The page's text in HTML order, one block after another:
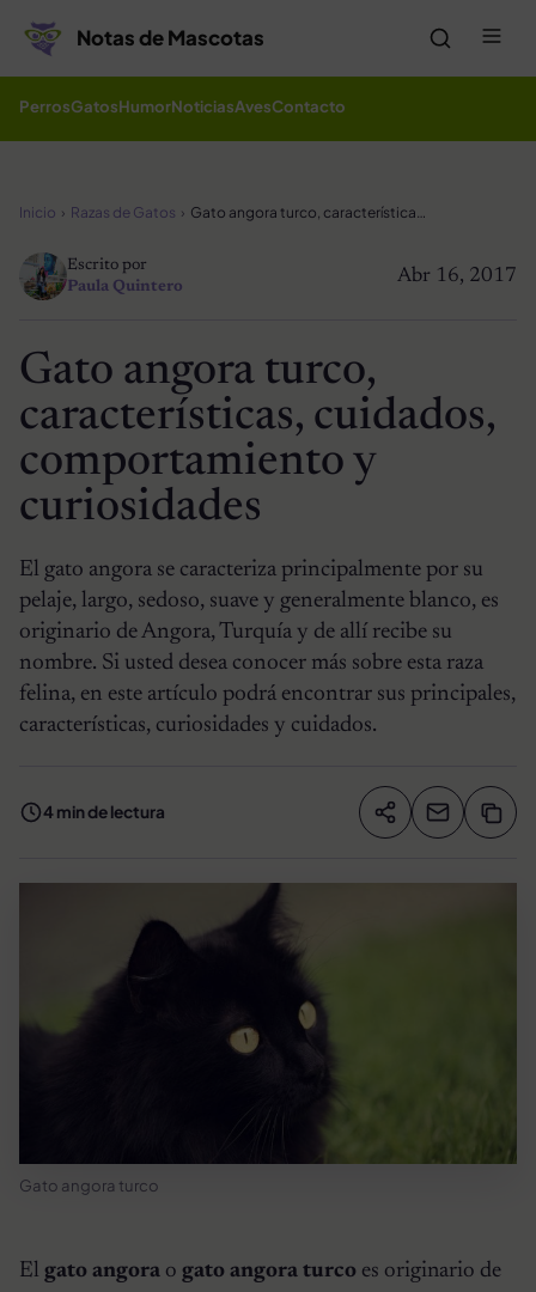
Notas de Mascotas
PerrosGatosHumorNoticiasAvesContacto
Inicio Razas de Gatos Gato angora turco, características, cuidados, comportamiento y curiosidades
Abr 16, 2017
Escrito por
Paula Quintero
Gato angora turco,
características, cuidados,
comportamiento y
curiosidades
El gato angora se caracteriza principalmente por su
pelaje, largo, sedoso, suave y generalmente blanco, es
originario de Angora, Turquía y de allí recibe su
nombre. Si usted desea conocer más sobre esta raza
felina, en este artículo podrá encontrar sus principales,
características, curiosidades y cuidados.
4 min de lectura Compartir
Gato angora turco
El gato angora o gato angora turco es originario de